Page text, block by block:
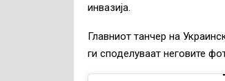
инвазија.
Главниот танчер на
ги споделуваат неговите